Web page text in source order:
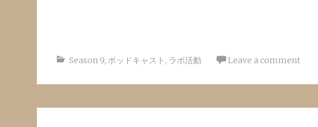
Season 9, ポッドキャスト , ラボ活動 Leave a comment